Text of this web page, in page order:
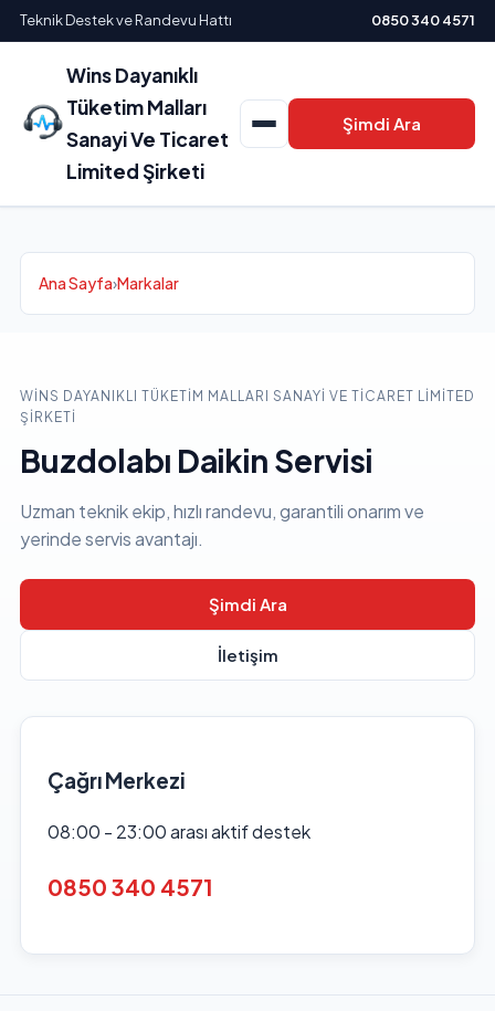
Teknik Destek ve Randevu Hattı 0850 340 4571
Wins Dayanıklı
Tüketim Malları
Sanayi Ve Ticaret
Limited Şirketi
Şimdi Ara
Ana Sayfa›Markalar
WINS DAYANIKLI TÜKETIM MALLARI SANAYI VE TICARET LIMITED
ŞIRKETI
Buzdolabı Daikin Servisi
Uzman teknik ekip, hızlı randevu, garantili onarım ve
yerinde servis avantajı.
Şimdi Ara
İletişim
Çağrı Merkezi
08:00 - 23:00 arası aktif destek
0850 340 4571